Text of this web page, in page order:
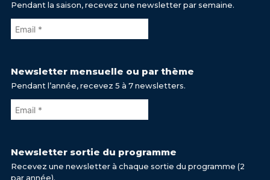
Pendant la saison, recevez une newsletter par semaine.
Newsletter mensuelle ou par thème
Pendant l’année, recevez 5 à 7 newsletters.
Newsletter sortie du programme
Recevez une newsletter à chaque sortie du programme (2
par année).